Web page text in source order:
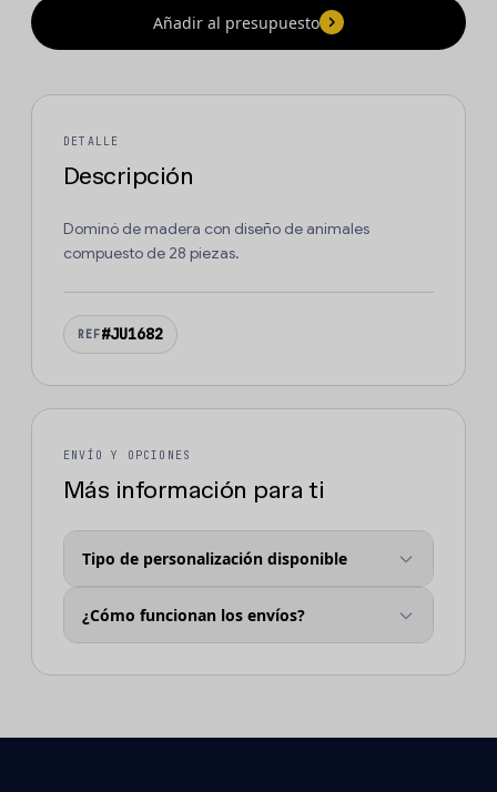
Añadir al presupuesto
DETALLE
Descripción
Dominó de madera con diseño de animales
compuesto de 28 piezas.
REF#JU1682
ENVÍO Y OPCIONES
Más información para ti
Tipo de personalización disponible
¿Cómo funcionan los envíos?